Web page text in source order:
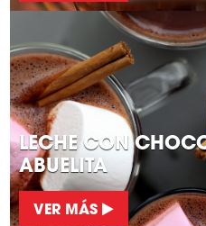
LECHE CON
ABUELITA
VER MÁS